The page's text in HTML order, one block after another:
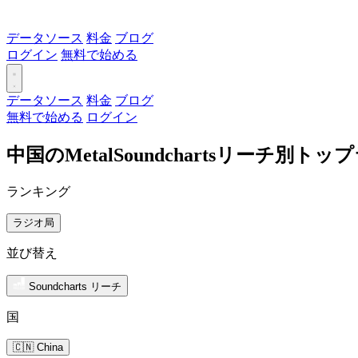
データソース 料金 ブログ
ログイン 無料で始める
データソース 料金 ブログ
無料で始める ログイン
中国のMetalSoundchartsリーチ別トッ
ランキング
ラジオ局
並び替え
Soundcharts リーチ
国
🇨🇳 China